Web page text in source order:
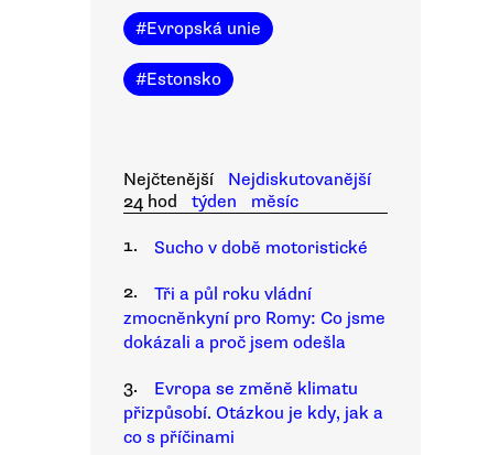
#Evropská unie
#Estonsko
Nejčtenější
Nejdiskutovanější
24 hod
týden
měsíc
1.
Sucho v době motoristické
2.
Tři a půl roku vládní
zmocněnkyní pro Romy: Co jsme
dokázali a proč jsem odešla
3.
Evropa se změně klimatu
přizpůsobí. Otázkou je kdy, jak a
co s příčinami